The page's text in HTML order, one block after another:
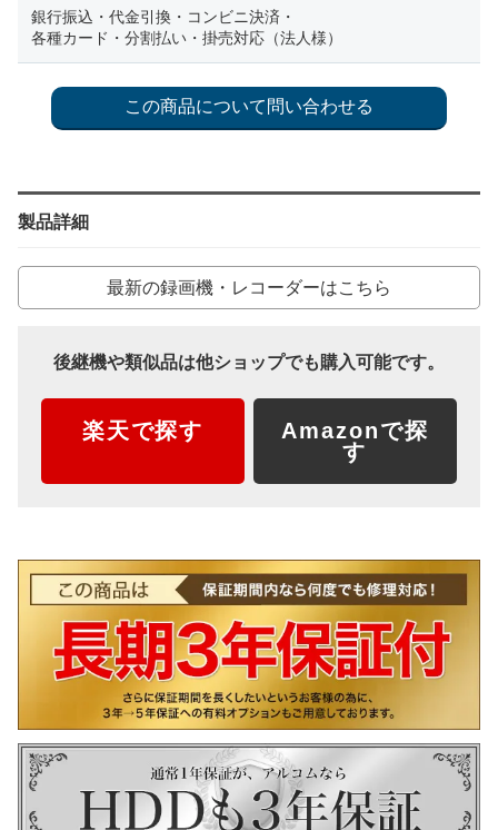
銀行振込・代金引換・コンビニ決済・
各種カード・分割払い・掛売対応（法人様）
製品詳細
最新の録画機・レコーダーはこちら
後継機や類似品は他ショップでも購入可能です。
楽天で探す
Amazonで探
す